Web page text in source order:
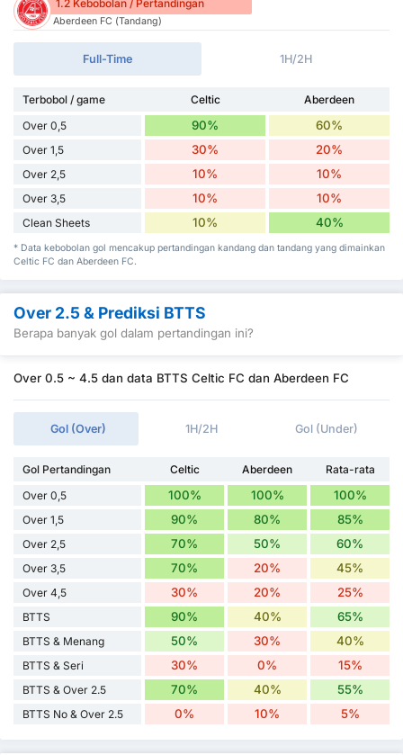
1.2 Kebobolan / Pertandingan
Aberdeen FC (Tandang)
Full-Time 1H/2H
Terbobol / game Celtic
Aberdeen
Over 0,5
90% 60%
Over 1,5 30% 20%
Over 2,5 10% 10%
Over 3,5 10% 10%
Clean Sheets 10% 40%
* Data kebobolan gol mencakup pertandingan kandang dan tandang yang dimainkan
Celtic FC dan Aberdeen FC.
Over 2.5 & Prediksi BTTS
Berapa banyak gol dalam pertandingan ini?
Over 0.5 ~ 4.5 dan data BTTS Celtic FC dan Aberdeen FC
Gol (Over) 1H/2H Gol (Under)
Gol Pertandingan Celtic Aberdeen
Rata-rata
Over 0,5
100% 100% 100%
Over 1,5 90% 80% 85%
Over 2,5 70% 50% 60%
Over 3,5 70% 20% 45%
Over 4,5 30% 20% 25%
BTTS 90% 40% 65%
BTTS & Menang 50% 30% 40%
BTTS & Seri 30% 0% 15%
BTTS & Over 2.5 70% 40% 55%
BTTS No & Over 2.5 0% 10% 5%